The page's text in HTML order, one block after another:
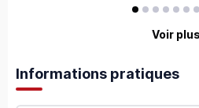
avisavisavisavisavisavis
Voir plus
Informations pratiques